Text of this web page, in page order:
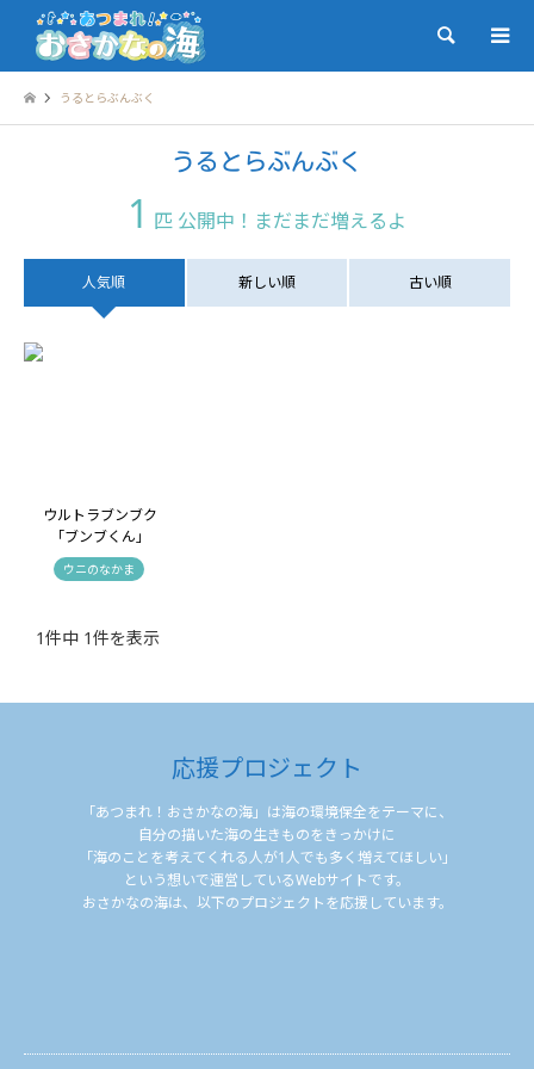
検索
うるとらぶんぶく
うるとらぶんぶく
1 匹 公開中！まだまだ増えるよ
人気順 新しい順 古い順
ウルトラブンブク
「ブンブくん」
ウニのなかま
1件中 1件を表示
応援プロジェクト
「あつまれ！おさかなの海」は海の環境保全をテーマに、
自分の描いた海の生きものをきっかけに
「海のことを考えてくれる人が1人でも多く増えてほしい」
という想いで運営しているWebサイトです。
おさかなの海は、以下のプロジェクトを応援しています。